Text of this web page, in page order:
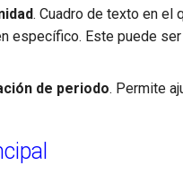
. Cuadro de texto en el
específico. Este puede
de periodo. Permite